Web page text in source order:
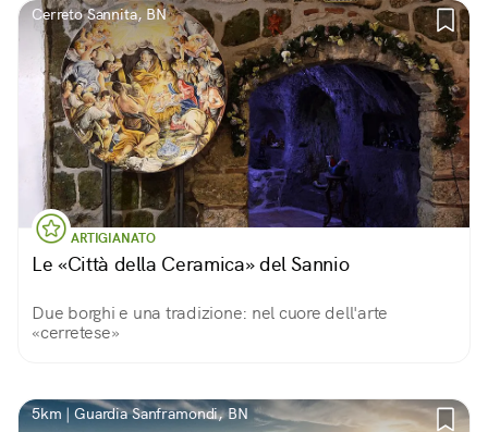
Cerreto Sannita, BN
ARTIGIANATO
Le «Città della Ceramica» del Sannio
Due borghi e una tradizione: nel cuore dell'arte
«cerretese»
5km | Guardia Sanframondi, BN